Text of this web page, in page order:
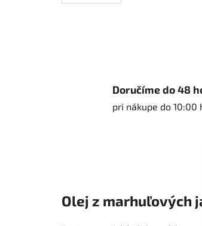
Doručíme do 48
pri nákupe do 10:00
Olej z marhuľových